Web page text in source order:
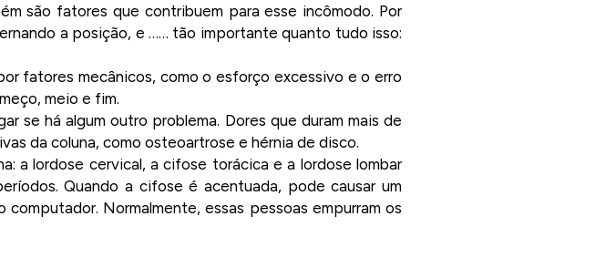
são fatores que contribuem para esse incômodo. Por
a posição, e …… tão importante quanto tudo isso:
fatores mecânicos, como o esforço excessivo e o erro
meio e fim.
se há algum outro problema. Dores que duram mais de
da coluna, como osteoartrose e hérnia de disco.
a lordose cervical, a cifose torácica e a lordose lombar
Quando a cifose é acentuada, pode causar um
Normalmente, essas pessoas empurram os